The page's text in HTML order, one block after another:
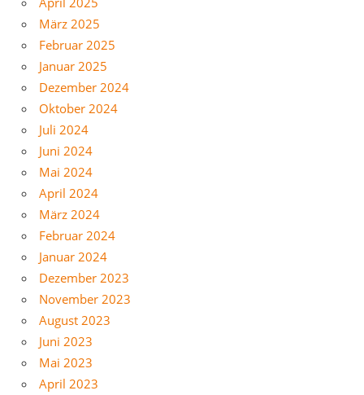
März 2025
Februar 2025
Januar 2025
Dezember 2024
Oktober 2024
Juli 2024
Juni 2024
Mai 2024
April 2024
März 2024
Februar 2024
Januar 2024
Dezember 2023
November 2023
August 2023
Juni 2023
Mai 2023
April 2023